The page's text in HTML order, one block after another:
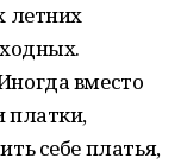
летних
вместо
платки,
себе платья,